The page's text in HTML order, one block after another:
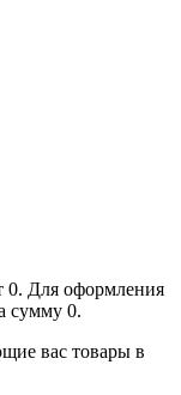
0. Для оформления
сумму 0.
вас товары в